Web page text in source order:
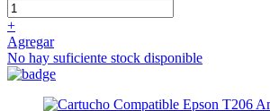
+
Agregar
No hay suficiente stock disponible